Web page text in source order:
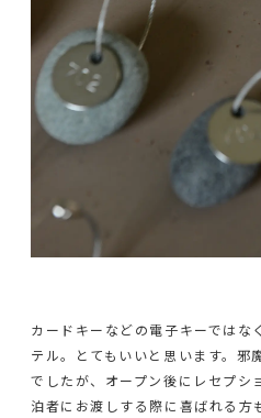
カードキーなどの電子キーではな
テル。とてもいいと思います。邪
でしたが、オープン後にレセプシ
泊者にお渡しする際に喜ばれる方